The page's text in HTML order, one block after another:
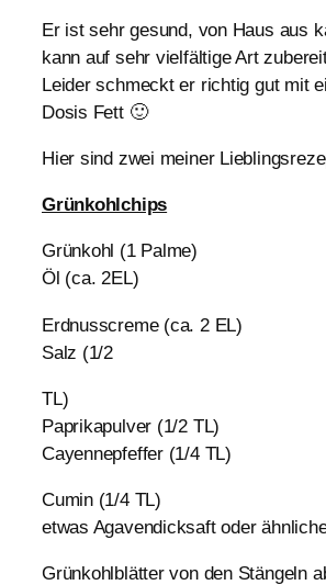
Er ist sehr gesund, von Haus aus
kann auf sehr vielfältige Art
Leider schmeckt er richtig gut mit
Dosis Fett 🙂
Hier sind zwei meiner
Grünkohlchips
Grünkohl (1 Palme)
Öl (ca. 2EL)
Erdnusscreme (ca. 2 EL)
Salz (1/2
TL)
Paprikapulver (1/2 TL)
Cayennepfeffer (1/4 TL)
Cumin (1/4 TL)
etwas Agavendicksaft oder
Grünkohlblätter von den Stängeln